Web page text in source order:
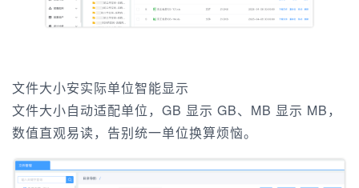
文件大小安实际单位智能显示
文件大小自动适配单位，GB 显示 GB、MB 显示 MB，
数值直观易读，告别统一单位换算烦恼。